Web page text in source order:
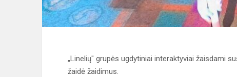
„Linelių" grupės ugdytiniai interaktyviai žaisdami
žaidė žaidimus.